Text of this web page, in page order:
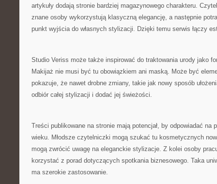
artykuły dodają stronie bardziej magazynowego charakteru.
znane osoby wykorzystują klasyczną elegancję, a następnie
punkt wyjścia do własnych stylizacji. Dzięki temu serwis łączy
Studio Veriss może także inspirować do traktowania urody jako
Makijaż nie musi być tu obowiązkiem ani maską. Może być
pokazuje, że nawet drobne zmiany, takie jak nowy sposób
odbiór całej stylizacji i dodać jej świeżości.
Treści publikowane na stronie mają potencjał, by odpowiadać na
wieku. Młodsze czytelniczki mogą szukać tu kosmetycznych
mogą zwrócić uwagę na eleganckie stylizacje. Z kolei osoby
korzystać z porad dotyczących spotkania biznesowego. Taka
ma szerokie zastosowanie.